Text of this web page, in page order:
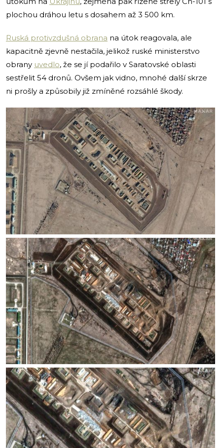
plochou dráhou letu s dosahem až 3 500 km.
Ruská protivzdušná obrana na útok reagovala, ale
kapacitně zjevně nestačila, jelikož ruské ministerstvo
obrany uvedlo, že se jí podařilo v Saratovské oblasti
sestřelit 54 dronů. Ovšem jak vidno, mnohé další skrze
ni prošly a způsobily již zmíněné rozsáhlé škody.